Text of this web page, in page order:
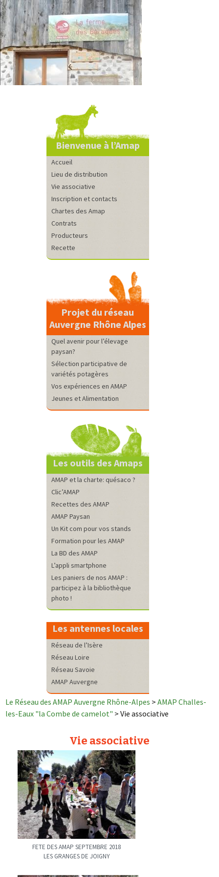
Bienvenue à l’Amap
Accueil
Lieu de distribution
Vie associative
Inscription et contacts
Chartes des Amap
Contrats
Producteurs
Recette
Projet du réseau
Auvergne Rhône Alpes
Quel avenir pour l’élevage
paysan?
Sélection participative de
variétés potagères
Vos expériences en AMAP
Jeunes et Alimentation
Les outils des Amaps
AMAP et la charte: quésaco ?
Clic’AMAP
Recettes des AMAP
AMAP Paysan
Un Kit com pour vos stands
Formation pour les AMAP
La BD des AMAP
L’appli smartphone
Les paniers de nos AMAP :
participez à la bibliothèque
photo !
Les antennes locales
Réseau de l’Isère
Réseau Loire
Réseau Savoie
AMAP Auvergne
Le Réseau des AMAP Auvergne Rhône-Alpes >AMAP Challes-
les-Eaux "la Combe de camelot" >Vie associative
Vie associative
FETE DES AMAP SEPTEMBRE 2018
LES GRANGES DE JOIGNY